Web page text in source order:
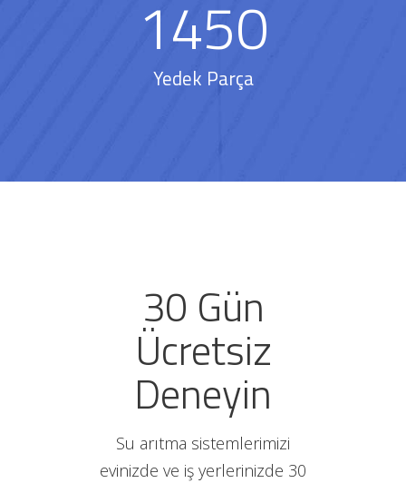
1450
Yedek Parça
30 Gün
Ücretsiz
Deneyin
Su arıtma sistemlerimizi
evinizde ve iş yerlerinizde 30